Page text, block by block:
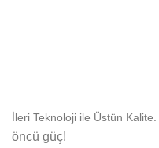
İleri Teknoloji ile Üstün Kalite.
öncü güç!